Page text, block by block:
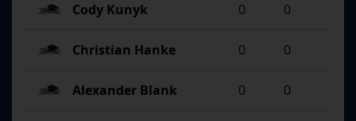
Cody Kunyk 0 0
Christian Hanke 0 0
Alexander Blank 0 0